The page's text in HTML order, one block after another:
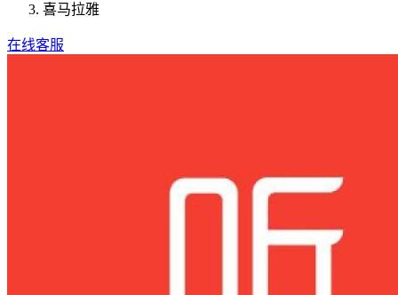
喜马拉雅
在线客服